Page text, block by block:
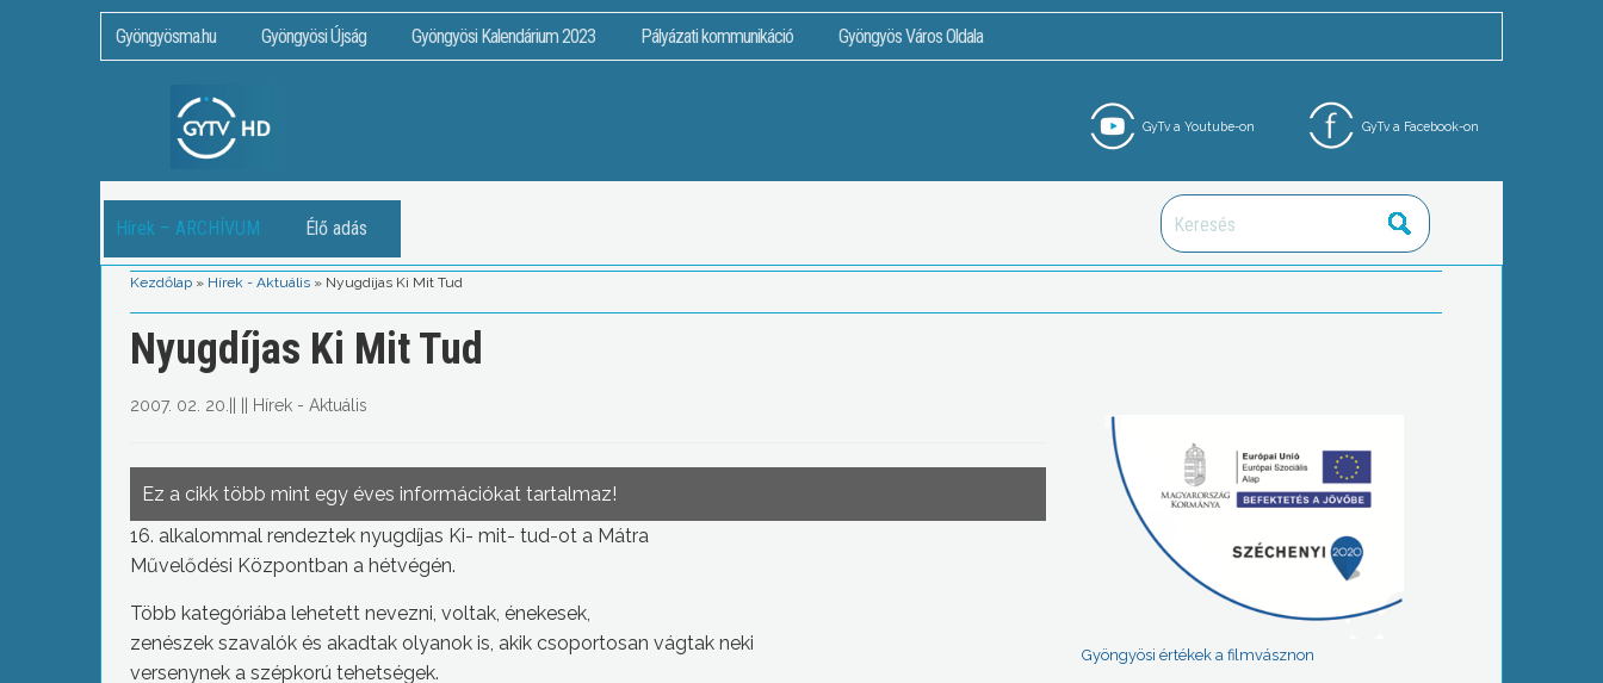
Gyöngyösma.hu Gyöngyösi Újság Gyöngyösi Kalendárium 2023 Pályázati kommunikáció Gyöngyös Város Oldala
GyTv a Facebook-on
GyTv a Youtube-on
Hírek – ARCHÍVUM Élő adás
Kezdőlap » Hírek - Aktuális » Nyugdíjas Ki Mit Tud
Nyugdíjas Ki Mit Tud
2007. 02. 20. Hírek - Aktuális
Ez a cikk több mint egy éves információkat tartalmaz!
16. alkalommal rendeztek nyugdíjas Ki- mit- tud-ot a Mátra
Művelődési Központban a hétvégén.
Több kategóriába lehetett nevezni, voltak, énekesek,
zenészek szavalók és akadtak olyanok is, akik csoportosan vágtak neki
versenynek a szépkorú tehetségek.
Gyöngyösi értékek a filmvásznon